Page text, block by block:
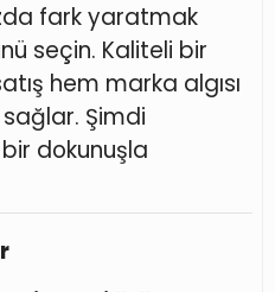
fark yaratmak
seçin. Kaliteli bir
hem marka algısı
sağlar. Şimdi
bir dokunuşla